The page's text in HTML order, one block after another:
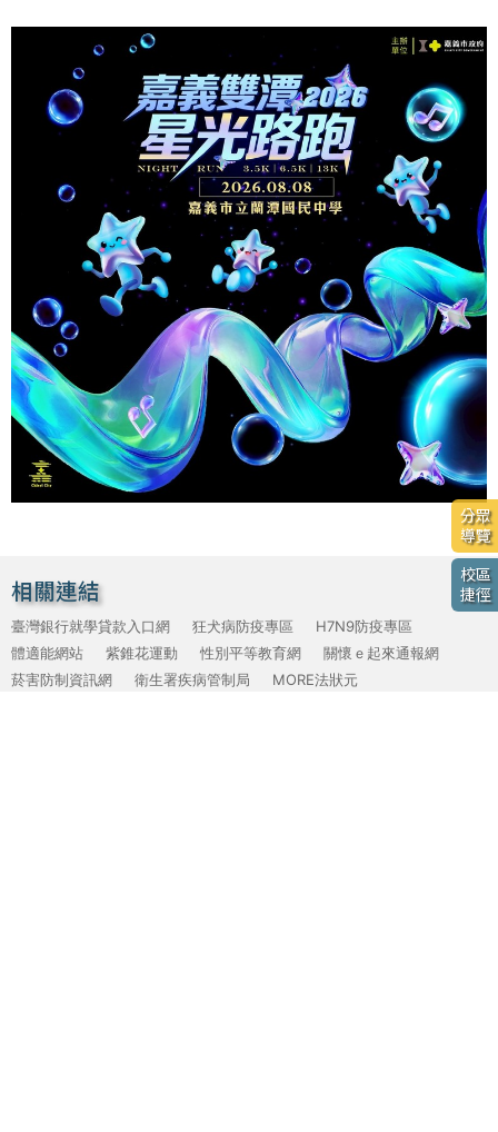
裡
分眾
導覽
校區
捷徑
相關連結
臺灣銀行就學貸款入口網 狂犬病防疫專區
H7N9防疫專區
體適能網站
紫錐花運動 性別平等教育網
關懷ｅ起來通報網
菸害防制資訊網
衛生署疾病管制局
MORE法狀元